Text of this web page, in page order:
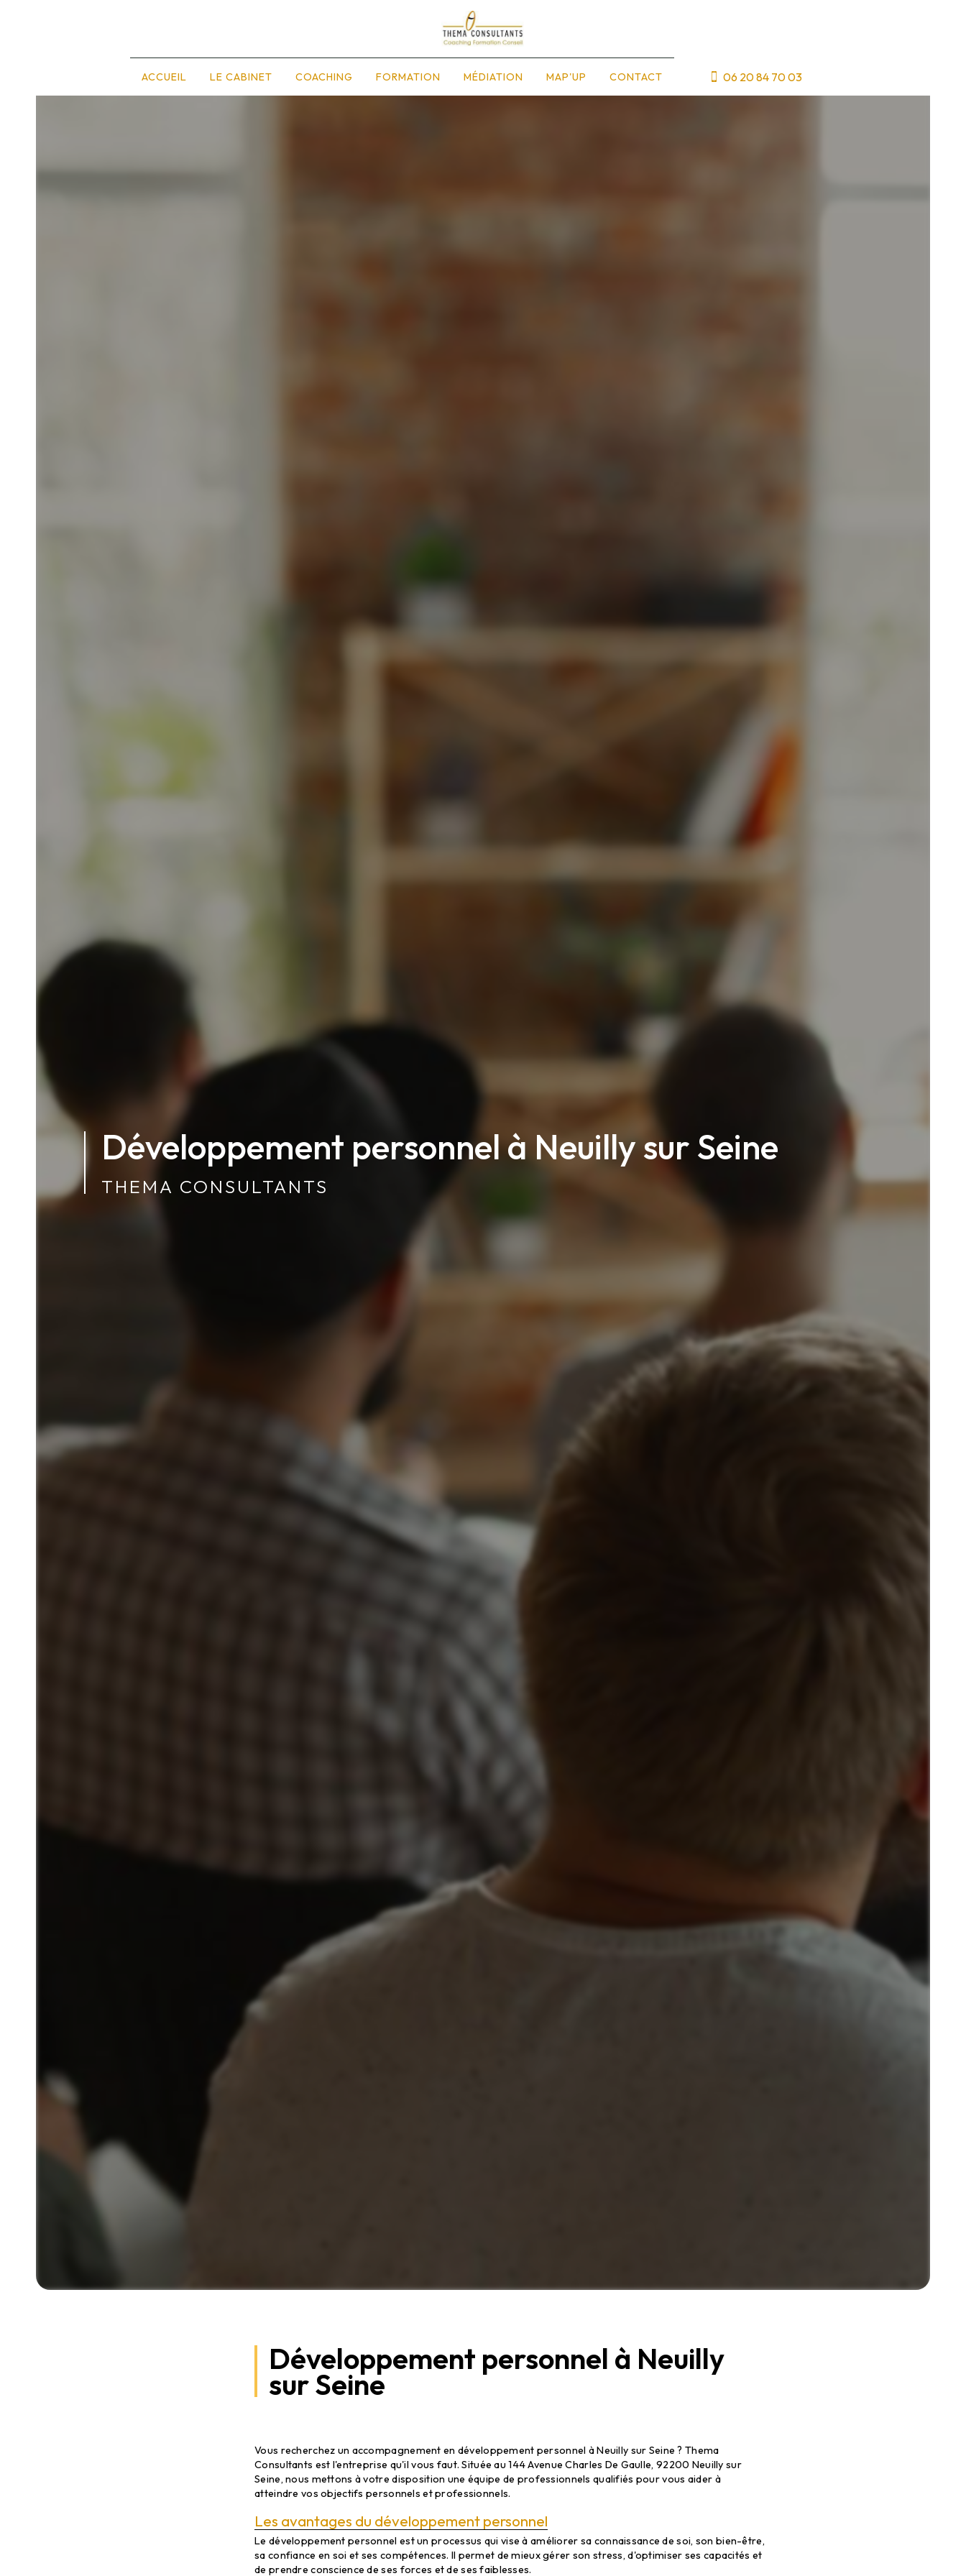
ACCUEIL LE CABINET COACHING FORMATION MÉDIATION MAP'UP CONTACT 06 20 84 70 03
Développement personnel à Neuilly sur Seine
THEMA CONSULTANTS
Développement personnel à Neuilly
sur Seine
Vous recherchez un accompagnement en développement personnel à Neuilly sur Seine ? Thema
Consultants est l'entreprise qu'il vous faut. Située au 144 Avenue Charles De Gaulle, 92200 Neuilly sur
Seine, nous mettons à votre disposition une équipe de professionnels qualifiés pour vous aider à
atteindre vos objectifs personnels et professionnels.
Les avantages du développement personnel
Le développement personnel est un processus qui vise à améliorer sa connaissance de soi, son bien-être,
sa confiance en soi et ses compétences. Il permet de mieux gérer son stress, d'optimiser ses capacités et
de prendre conscience de ses forces et de ses faiblesses.